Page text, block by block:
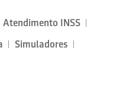
Atendimento INSS
Simuladores